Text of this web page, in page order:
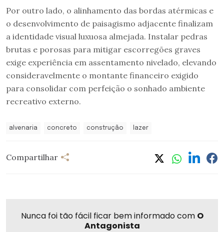
Por outro lado, o alinhamento das bordas atérmicas e
o desenvolvimento de paisagismo adjacente finalizam
a identidade visual luxuosa almejada. Instalar pedras
brutas e porosas para mitigar escorregões graves
exige experiência em assentamento nivelado, elevando
consideravelmente o montante financeiro exigido
para consolidar com perfeição o sonhado ambiente
recreativo externo.
alvenaria concreto construção lazer
Compartilhar
Nunca foi tão fácil ficar bem informado com O
Antagonista